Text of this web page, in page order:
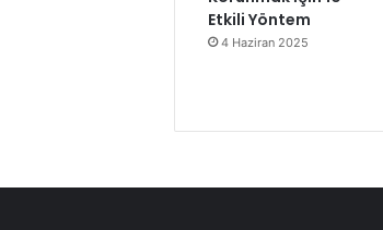
Etkili Yöntem
4 Haziran 2025